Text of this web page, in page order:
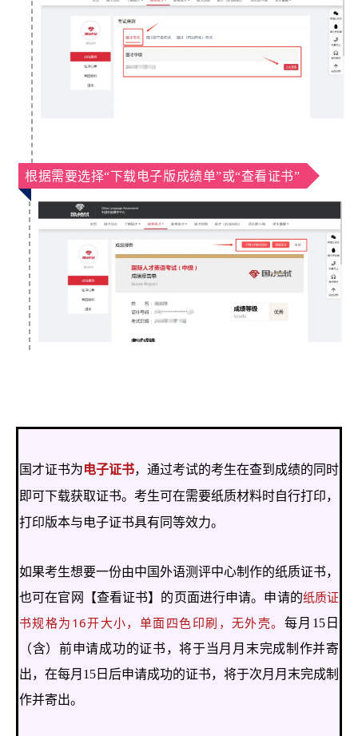
根据需要选择“下载电子版成绩单”或“查看证书”
国才证书为电子证书，通过考试的考生在查到成绩的同时
即可下载获取证书。考生可在需要纸质材料时自行打印，
打印版本与电子证书具有同等效力。
如果考生想要一份由中国外语测评中心制作的纸质证书，
也可在官网【查看证书】的页面进行申请。申请的纸质证
书规格为16开大小，单面四色印刷，无外壳。
每月15日
（含）前申请成功的证书，将于当月月末完成制作并寄
出，在每月15日后申请成功的证书，将于次月月末完成制
作并寄出。